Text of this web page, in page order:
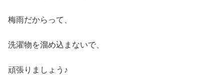
梅雨だからって、
洗濯物を溜め込まないで、
頑張りましょう♪